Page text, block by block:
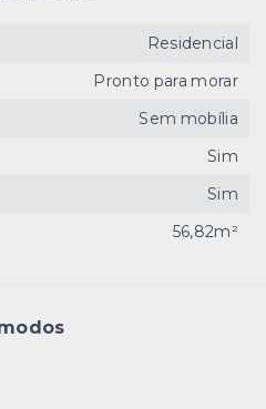
Residencial
Pronto para morar
Sem mobília
Sim
Sim
56,82m²